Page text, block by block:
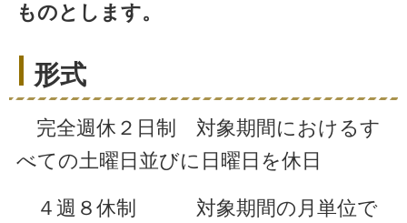
ものとします。
形式
完全週休２日制 対象期間におけるす
べての土曜日並びに日曜日を休日
４週８休制 対象期間の月単位で